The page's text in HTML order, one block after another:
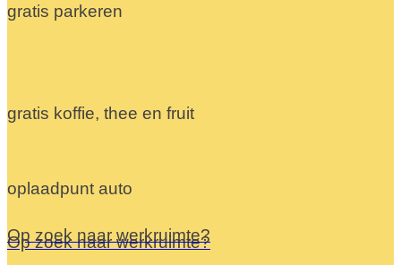
gratis parkeren
gratis koffie, thee en fruit
oplaadpunt auto
Op zoek naar werkruimte?
Op zoek naar werkruimte?